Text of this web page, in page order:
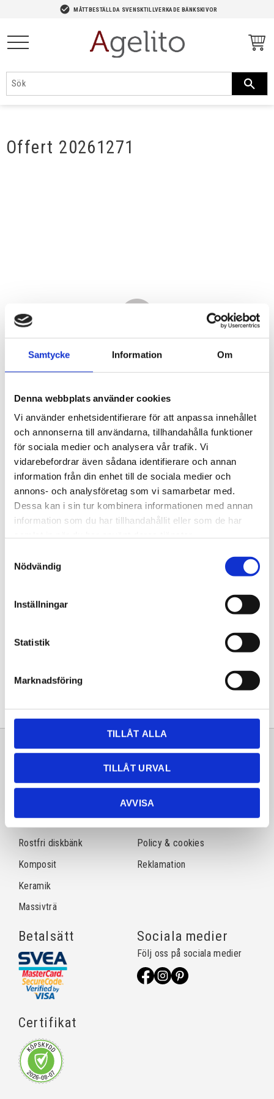
Samtycke Information Om
Denna webbplats använder cookies
Vi använder enhetsidentifierare för att anpassa innehållet
och annonserna till användarna, tillhandahålla funktioner
för sociala medier och analysera vår trafik. Vi
vidarebefordrar även sådana identifierare och annan
information från din enhet till de sociala medier och
annons- och analysföretag som vi samarbetar med.
Dessa kan i sin tur kombinera informationen med annan
information som du har tillhandahållit eller som de har
Nödvändig
Inställningar
Statistik
Marknadsföring
TILLÅT ALLA
TILLÅT URVAL
AVVISA
check_circle MÅTTBESTÄLLDA SVENSKTILLVERKADE BÄNKSKIVOR
Offert 20261271
15 840,00KR
Antal
Lagervara
Artikelnr
20261271
Sortiment
Natursten
Rostfri diskbänk
Komposit
Keramik
Massivträ
Information
Frågor & svar
Köpvillkor
Policy & cookies
Reklamation
Betalsätt
Certifikat
Sociala medier
Följ oss på sociala medier